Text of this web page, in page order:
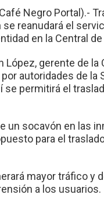
Negro Portal).-
se reanudará el
en la Central
López, gerente de
autoridades de la
se permitirá el
un socavón en las
para el
mayor tráfico y
a los usuarios.